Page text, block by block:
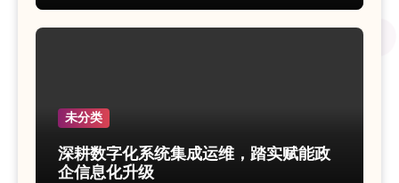
未分类
深耕数字化系统集成运维，踏实赋能政
企信息化升级